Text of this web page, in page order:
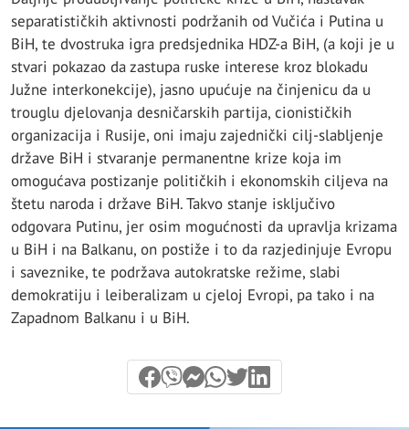
separatističkih aktivnosti podržanih od Vučića i Putina u
BiH, te dvostruka igra predsjednika HDZ-a BiH, (a koji je u
stvari pokazao da zastupa ruske interese kroz blokadu
Južne interkonekcije), jasno upućuje na činjenicu da u
trouglu djelovanja desničarskih partija, cionističkih
organizacija i Rusije, oni imaju zajednički cilj-slabljenje
države BiH i stvaranje permanentne krize koja im
omogućava postizanje političkih i ekonomskih ciljeva na
štetu naroda i države BiH. Takvo stanje isključivo
odgovara Putinu, jer osim mogućnosti da upravlja krizama
u BiH i na Balkanu, on postiže i to da razjedinjuje Evropu
i saveznike, te podržava autokratske režime, slabi
demokratiju i leiberalizam u cjeloj Evropi, pa tako i na
Zapadnom Balkanu i u BiH.